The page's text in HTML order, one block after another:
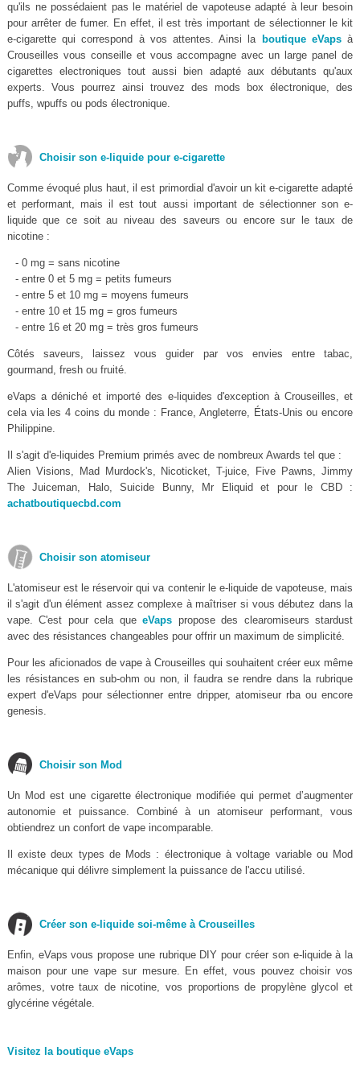
qu'ils ne possédaient pas le matériel de vapoteuse adapté à leur besoin
pour arrêter de fumer. En effet, il est très important de sélectionner le kit
e-cigarette qui correspond à vos attentes. Ainsi la boutique eVapsà
Crouseilles vous conseille et vous accompagne avec un large panel de
cigarettes electroniques tout aussi bien adapté aux débutants qu'aux
experts. Vous pourrez ainsi trouvez des mods box électronique, des
puffs, wpuffs ou pods électronique.
Choisir son e-liquide pour e-cigarette
Comme évoqué plus haut, il est primordial d'avoir un kit e-cigarette adapté
et performant, mais il est tout aussi important de sélectionner son e-
liquide que ce soit au niveau des saveurs ou encore sur le taux de
nicotine :
- 0 mg = sans nicotine
- entre 0 et 5 mg = petits fumeurs
- entre 5 et 10 mg = moyens fumeurs
- entre 10 et 15 mg = gros fumeurs
- entre 16 et 20 mg = très gros fumeurs
Côtés saveurs, laissez vous guider par vos envies entre tabac,
gourmand, fresh ou fruité.
eVaps a déniché et importé des e-liquides d'exception à Crouseilles, et
cela via les 4 coins du monde : France, Angleterre, États-Unis ou encore
Philippine.
Il s'agit d'e-liquides Premium primés avec de nombreux Awards tel que :
Alien Visions, Mad Murdock's, Nicoticket, T-juice, Five Pawns, Jimmy
The Juiceman, Halo, Suicide Bunny, Mr Eliquid et pour le CBD :
achatboutiquecbd.com
Choisir son atomiseur
L'atomiseur est le réservoir qui va contenir le e-liquide de vapoteuse, mais
il s'agit d'un élément assez complexe à maîtriser si vous débutez dans la
vape. C'est pour cela queeVaps propose des clearomiseurs stardust
avec des résistances changeables pour offrir un maximum de simplicité.
Pour les aficionados de vape à Crouseilles qui souhaitent créer eux même
les résistances en sub-ohm ou non, il faudra se rendre dans la rubrique
expert d'eVaps pour sélectionner entre dripper, atomiseur rba ou encore
genesis.
Choisir son Mod
Un Mod est une cigarette électronique modifiée qui permet d’augmenter
autonomie et puissance. Combiné à un atomiseur performant, vous
obtiendrez un confort de vape incomparable.
Il existe deux types de Mods : électronique à voltage variable ou Mod
mécanique qui délivre simplement la puissance de l'accu utilisé.
Créer son e-liquide soi-même à Crouseilles
Enfin, eVaps vous propose une rubrique DIY pour créer son e-liquide à la
maison pour une vape sur mesure. En effet, vous pouvez choisir vos
arômes, votre taux de nicotine, vos proportions de propylène glycol et
glycérine végétale.
Visitez la boutique eVaps